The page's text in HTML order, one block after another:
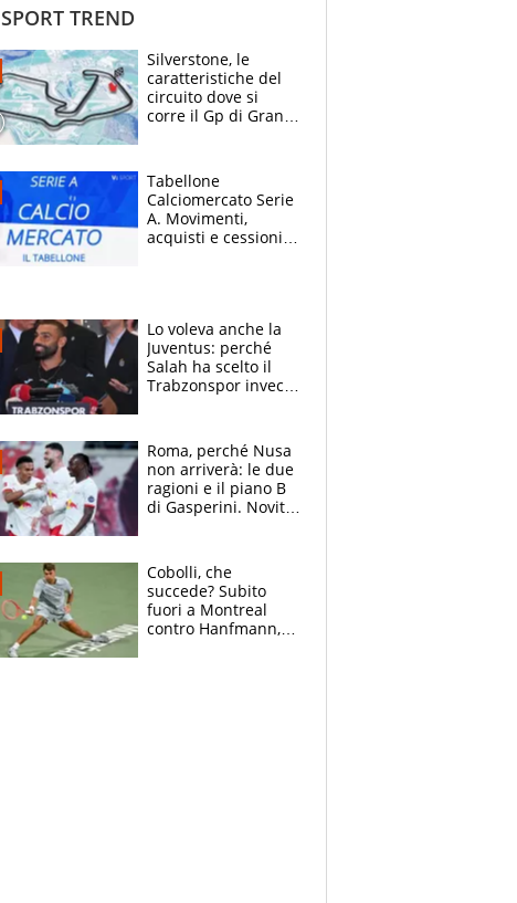
SPORT TREND
Silverstone, le
caratteristiche del
circuito dove si
corre il Gp di Gran
Tabellone
Calciomercato Serie
A. Movimenti,
acquisti e cessioni:
Lo voleva anche la
Juventus: perché
Salah ha scelto il
Trabzonspor invece
Roma, perché Nusa
non arriverà: le due
ragioni e il piano B
di Gasperini. Novità
Cobolli, che
succede? Subito
fuori a Montreal
contro Hanfmann,